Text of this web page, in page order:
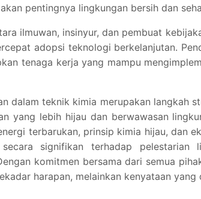
pentingnya lingkungan bersih dan
ilmuwan, insinyur, dan pembuat
adopsi teknologi berkelanjutan.
tenaga kerja yang mampu
dalam teknik kimia merupakan langkah
yang lebih hijau dan berwawasan
terbarukan, prinsip kimia hijau, dan
signifikan terhadap pelestarian
komitmen bersama dari semua
harapan, melainkan kenyataan yang